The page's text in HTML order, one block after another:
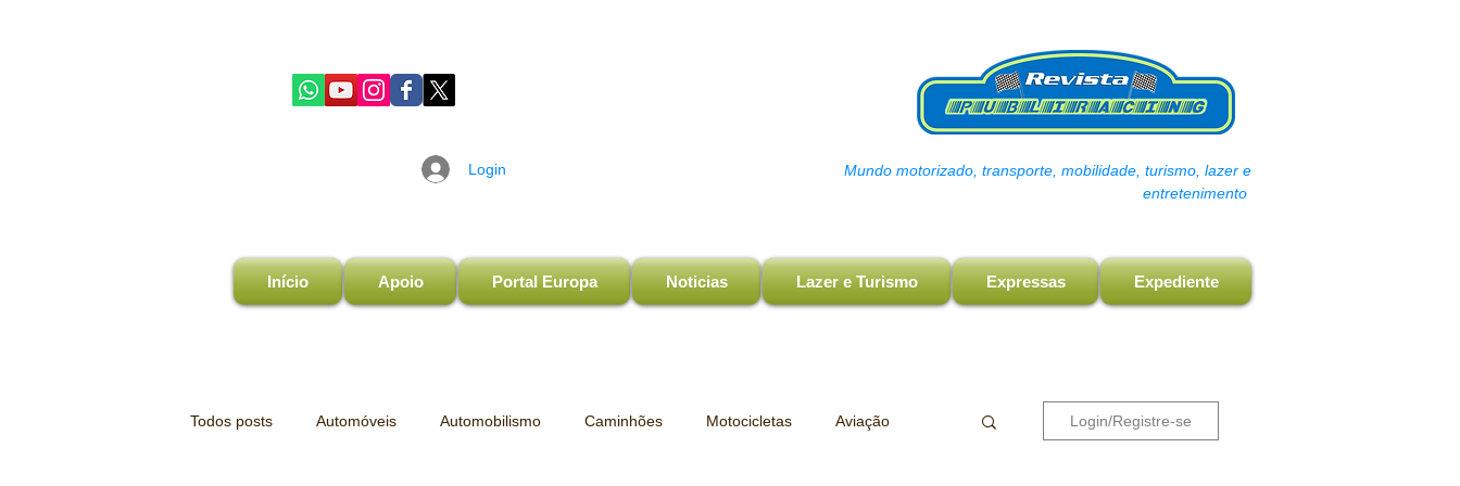
Login
Mundo motorizado, transporte, mobilidade, turismo, lazer e
entretenimento
Início Apoio Portal Europa Noticias Lazer e Turismo Expressas Expediente
Todos posts Automóveis Automobilismo Caminhões Motocicletas Aviação Login/Registre-se